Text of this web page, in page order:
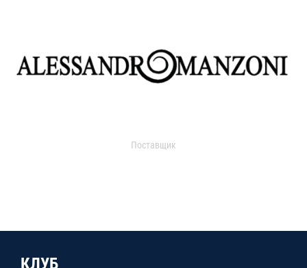
Поставщик
КЛУБ